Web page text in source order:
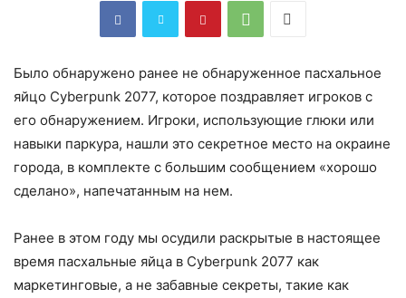
Было обнаружено ранее не обнаруженное пасхальное
яйцо Cyberpunk 2077, которое поздравляет игроков с
его обнаружением. Игроки, использующие глюки или
навыки паркура, нашли это секретное место на окраине
города, в комплекте с большим сообщением «хорошо
сделано», напечатанным на нем.
Ранее в этом году мы осудили раскрытые в настоящее
время пасхальные яйца в Cyberpunk 2077 как
маркетинговые, а не забавные секреты, такие как